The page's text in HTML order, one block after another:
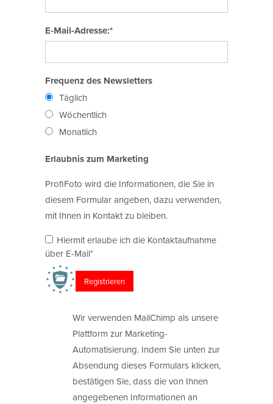
E-Mail-Adresse:*
Frequenz des Newsletters
Täglich
Wöchentlich
Monatlich
Erlaubnis zum Marketing
ProfiFoto wird die Informationen, die Sie in
diesem Formular angeben, dazu verwenden,
mit Ihnen in Kontakt zu bleiben.
Hiermit erlaube ich die Kontaktaufnahme
über E-Mail*
Wir verwenden MailChimp als unsere
Plattform zur Marketing-
Automatisierung. Indem Sie unten zur
Absendung dieses Formulars klicken,
bestätigen Sie, dass die von Ihnen
angegebenen Informationen an